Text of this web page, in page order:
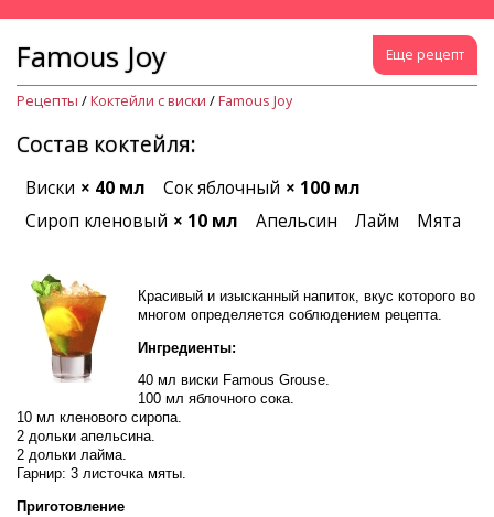
Еще рецепт
Famous Joy
Рецепты /Коктейли с виски /Famous Joy
Состав коктейля:
Виски × 40 мл Сок яблочный × 100 мл
Сироп кленовый × 10 мл Апельсин Лайм Мята
Красивый и изысканный напиток, вкус которого во
многом определяется соблюдением рецепта.
Ингредиенты:
40 мл виски Famous Grouse.
100 мл яблочного сока.
10 мл кленового сиропа.
2 дольки апельсина.
2 дольки лайма.
Гарнир: 3 листочка мяты.
Приготовление